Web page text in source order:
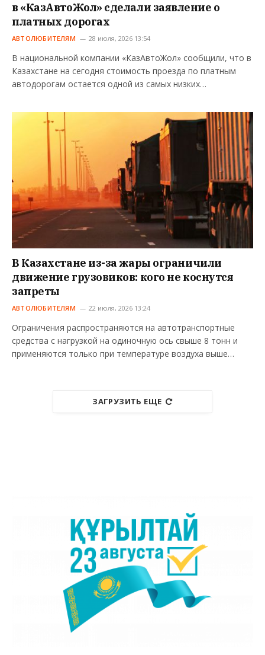
в «КазАвтоЖол» сделали заявление о
платных дорогах
АВТОЛЮБИТЕЛЯМ 28 июля, 2026 13:54
В национальной компании «КазАвтоЖол» сообщили, что в
Казахстане на сегодня стоимость проезда по платным
автодорогам остается одной из самых низких…
В Казахстане из-за жары ограничили
движение грузовиков: кого не коснутся
запреты
АВТОЛЮБИТЕЛЯМ 22 июля, 2026 13:24
Ограничения распространяются на автотранспортные
средства с нагрузкой на одиночную ось свыше 8 тонн и
применяются только при температуре воздуха выше…
ЗАГРУЗИТЬ ЕЩЕ